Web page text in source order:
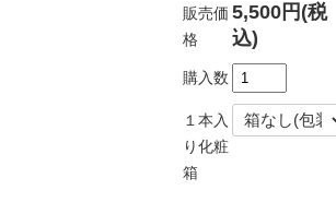
販売価
格
5,500円(税
込)
購入数
１本入
り化粧
箱